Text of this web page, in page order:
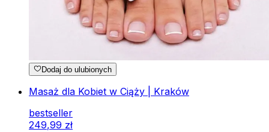
Dodaj do ulubionych
Masaż dla Kobiet w Ciąży | Kraków
bestseller
249,99 zł